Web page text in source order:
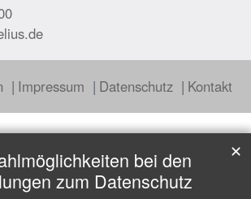
Impressum Datenschutz Kontakt
bei den
zum Datenschutz
✕